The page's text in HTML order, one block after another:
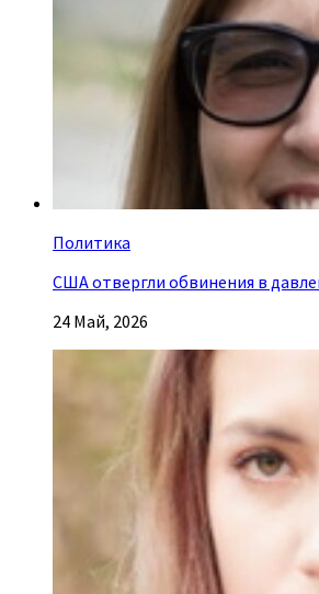
Политика
США отвергли обвинения в
24 Май, 2026